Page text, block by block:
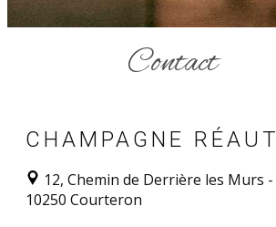
Contact
CHAMPAGNE RÉAUT
12, Chemin de Derrière les Murs -
10250 Courteron